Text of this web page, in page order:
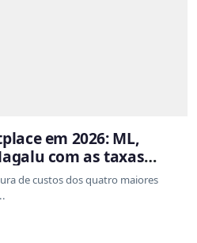
em 2026: ML,
com as taxas
de custos dos quatro maiores